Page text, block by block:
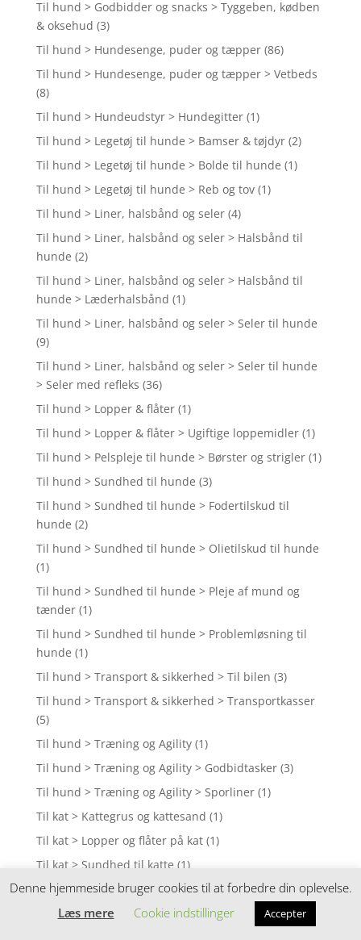
Til hund > Godbidder og snacks > Tyggeben, kødben
& oksehud (3)
Til hund > Hundesenge, puder og tæpper (86)
Til hund > Hundesenge, puder og tæpper > Vetbeds
(8)
Til hund > Hundeudstyr > Hundegitter (1)
Til hund > Legetøj til hunde > Bamser & tøjdyr (2)
Til hund > Legetøj til hunde > Bolde til hunde (1)
Til hund > Legetøj til hunde > Reb og tov (1)
Til hund > Liner, halsbånd og seler (4)
Til hund > Liner, halsbånd og seler > Halsbånd til
hunde (2)
Til hund > Liner, halsbånd og seler > Halsbånd til
hunde > Læderhalsbånd (1)
Til hund > Liner, halsbånd og seler > Seler til hunde
(9)
Til hund > Liner, halsbånd og seler > Seler til hunde
> Seler med refleks (36)
Til hund > Lopper & flåter (1)
Til hund > Lopper & flåter > Ugiftige loppemidler (1)
Til hund > Pelspleje til hunde > Børster og strigler (1)
Til hund > Sundhed til hunde (3)
Til hund > Sundhed til hunde > Fodertilskud til
hunde (2)
Til hund > Sundhed til hunde > Olietilskud til hunde
(1)
Til hund > Sundhed til hunde > Pleje af mund og
tænder (1)
Til hund > Sundhed til hunde > Problemløsning til
hunde (1)
Til hund > Transport & sikkerhed > Til bilen (3)
Til hund > Transport & sikkerhed > Transportkasser
(5)
Til hund > Træning og Agility (1)
Til hund > Træning og Agility > Godbidtasker (3)
Til hund > Træning og Agility > Sporliner (1)
Til kat > Kattegrus og kattesand (1)
Til kat > Lopper og flåter på kat (1)
Til kat > Sundhed til katte (1)
Til kat > Sundhed til katte > Sunde tilskud (1)
Tilskud til BARF
(1)
Denne hjemmeside bruger cookies til at forbedre din oplevelse.
Læs mere
Cookie indstillinger Accepter